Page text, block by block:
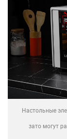
Настольные
зато могут